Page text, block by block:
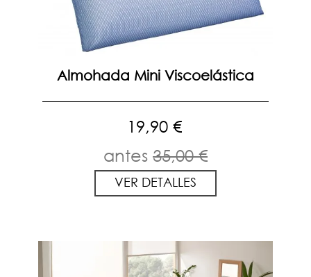
Almohada Mini Viscoelástica
19,90 €
antes 35,00 €
VER DETALLES